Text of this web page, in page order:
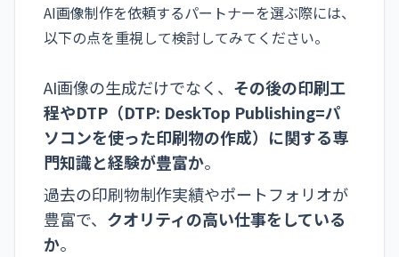
AI画像制作を依頼するパートナーを選ぶ際には、
以下の点を重視して検討してみてください。
AI画像の生成だけでなく、 その後の印刷工
程やDTP（DTP: DeskTop Publishing=パ
ソコンを使った印刷物の作成）に関する専
門知識と経験が豊富か。
過去の印刷物制作実績やポートフォリオが
豊富で、 クオリティの高い仕事をしている
か。